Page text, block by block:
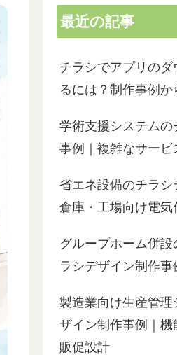
かピンとくるものがありました。
まず、zoomでの打ち合わせを2回
後はメールのやり取りで詳細を詰
その間、自分では何もする必要は
らの思いや要望を伝えてすべてお
ちゃんと伝わっているのか心配に
さすがプロですね。
私が伝えたかったことがいたる所
くちりばめられており、私の思い
遣いと思いやりが感じられて、そ
っている人を引っ張っていこうと
じられるものに仕上がっていまし
センスが良くて、おしゃれで、内
りあるのにわかりやすく大満足の
早くいろんなところに宣伝しまく
狩生さんは、WEB集客の専門家
ーフレットとは直接関係のないこ
教えてくださりアドバイスもいた
も心強く感じました。
最近の記事
チラシでアプリの
るには？制作事例
学術支援システム
事例｜複雑なサービ
省エネ設備のチラシ
倉庫・工場向け電気
グループホーム併
ラシデザイン制作事
製造業向け生産管
ザイン制作事例｜
販促設計